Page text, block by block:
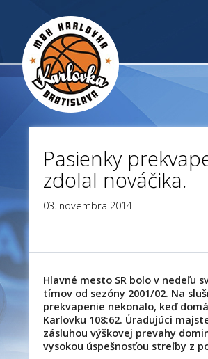
Pasienky
zdolal nováčika.
03. novembra 2014
Hlavné mesto SR bolo v nedeľu
tímov od sezóny 2001/02. Na
prekvapenie nekonalo, keď
Karlovku 108:62. Úradujúci
zásluhou výškovej prevahy
vysokou úspešnosťou streľby z